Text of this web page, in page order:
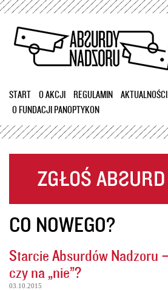
Przejdź
treści
START O AKCJI REGULAMIN
AKTUALNOŚCI
O FUNDACJI PANOPTYKON
CO NOWEGO?
Starcie Absurdów Nadzoru
czy na „nie”?
03.10.2015